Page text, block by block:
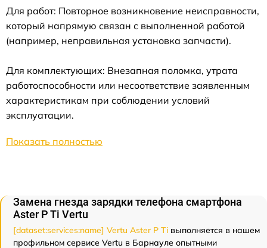
Для работ: Повторное возникновение неисправности,
который напрямую связан с выполненной работой
(например, неправильная установка запчасти).
Для комплектующих: Внезапная поломка, утрата
работоспособности или несоответствие заявленным
характеристикам при соблюдении условий
эксплуатации.
Показать полностью
Замена гнезда зарядки телефона смартфона
Aster P Ti Vertu
[dataset:services:name] Vertu Aster P Ti выполняется в нашем
профильном сервисе Vertu в Барнауле опытными